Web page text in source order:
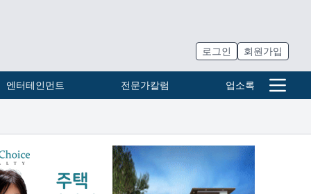
로그인 회원가입
엔터테인먼트 전문가칼럼 업소록